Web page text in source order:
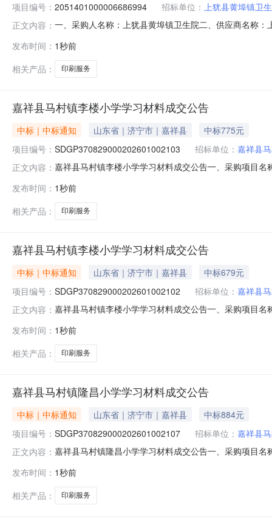
项目编号： 2051401000006686994 招标单位： 上犹县黄埠镇卫
正文内容： 一、采购人名称：上犹县黄埠镇卫生院二、供应商名称
项：无八、联系方式1、采购人名称：上犹县黄埠镇卫生
发布时间： 1秒前
相关产品：
印刷服务
嘉祥县马村镇李楼小学学习材料成交公告
中标｜中标通知 山东省｜济宁市｜嘉祥县
中标775元
项目编号： SDGP370829000202601002103 招标单位： 嘉祥县
正文内容： 嘉祥县马村镇李楼小学学习材料成交公告一、采购项目
1.000000775.400000元七、采购小组成员：无八、项目
发布时间： 1秒前
相关产品：
印刷服务
嘉祥县马村镇李楼小学学习材料成交公告
中标｜中标通知 山东省｜济宁市｜嘉祥县
中标679元
项目编号： SDGP370829000202601002102 招标单位： 嘉祥县
正文内容： 嘉祥县马村镇李楼小学学习材料成交公告一、采购项目
1.000000678.800000元七、采购小组成员：无八、项目
发布时间： 1秒前
相关产品：
印刷服务
嘉祥县马村镇隆昌小学学习材料成交公告
中标｜中标通知 山东省｜济宁市｜嘉祥县
中标884元
项目编号： SDGP370829000202601002107 招标单位： 嘉祥县
正文内容： 嘉祥县马村镇隆昌小学学习材料成交公告一、采购项目
1.000000883.500000元七、采购小组成员：无八、项目
发布时间： 1秒前
相关产品：
印刷服务